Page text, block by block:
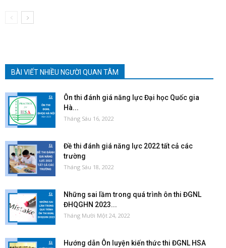
BÀI VIẾT NHIỀU NGƯỜI QUAN TÂM
Ôn thi đánh giá năng lực Đại học Quốc gia
Hà...
Tháng Sáu 16, 2022
Đề thi đánh giá năng lực 2022 tất cả các
trường
Tháng Sáu 18, 2022
Những sai lầm trong quá trình ôn thi ĐGNL
ĐHQGHN 2023...
Tháng Mười Một 24, 2022
Hướng dẫn Ôn luyện kiến thức thi ĐGNL HSA